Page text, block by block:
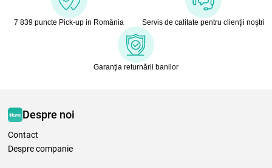
7 839 puncte Pick-up in România Servis de calitate pentru clienţii noştri
Garanţia returnării banilor
Despre noi
Contact
Despre companie